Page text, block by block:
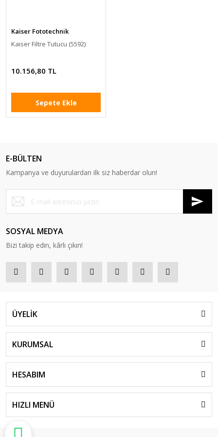
Kaiser Fototechnik
Kaiser Filtre Tutucu (5592)
10.156,80 TL
Sepete Ekle
E-BÜLTEN
Kampanya ve duyurulardan ilk siz haberdar olun!
SOSYAL MEDYA
Bizi takip edin, kârlı çıkın!
ÜYELİK
KURUMSAL
HESABIM
HIZLI MENÜ